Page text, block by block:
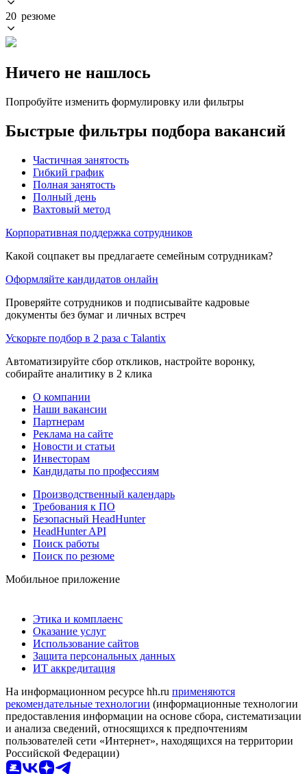
20 резюме
Ничего не нашлось
Попробуйте изменить формулировку или фильтры
Быстрые фильтры подбора вакансий
Частичная занятость
Гибкий график
Полная занятость
Полный день
Вахтовый метод
Корпоративная поддержка сотрудников
Какой соцпакет вы предлагаете семейным сотрудникам?
Оформляйте кандидатов онлайн
Проверяйте сотрудников и подписывайте кадровые
документы без бумаг и личных встреч
Ускорьте подбор в 2 раза с Talantix
Автоматизируйте сбор откликов, настройте воронку,
собирайте аналитику в 2 клика
О компании
Наши вакансии
Партнерам
Реклама на сайте
Новости и статьи
Инвесторам
Кандидаты по профессиям
Производственный календарь
Требования к ПО
Безопасный HeadHunter
HeadHunter API
Поиск работы
Поиск по резюме
Мобильное приложение
Этика и комплаенс
Оказание услуг
Использование сайтов
Защита персональных данных
ИТ аккредитация
На информационном ресурсе hh.ru применяются
рекомендательные технологии (информационные технологии
предоставления информации на основе сбора, систематизации
и анализа сведений, относящихся к предпочтениям
пользователей сети «Интернет», находящихся на территории
Российской Федерации)